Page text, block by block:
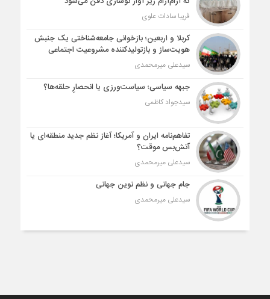
فریبا سادات علوی
کربلا و اربعین؛ بازخوانی جامعه‌شناختی یک جنبش
هویت‌ساز و بازتولیدکننده مشروعیت اجتماعی
سیدعلی میرمحمدی
جبهه سیاسی؛ سیاست‌ورزی یا انحصارِ حلقه‌ها؟
سیدجواد کاظمی
تفاهم‌نامه ایران و آمریکا؛ آغاز نظم جدید منطقه‌ای یا
آتش‌بس موقت؟
سیدعلی میرمحمدی
جام جهانی و نظم نوین جهانی
سیدعلی میرمحمدی